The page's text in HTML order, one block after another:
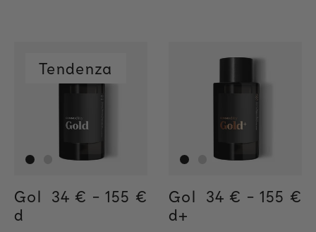
Tendenza
Gol
d
Regular price
34 € - 155 €
Regular price
155€
Regular price
34€
Gol
d+
Regular price
34 € - 155 €
155€
34€